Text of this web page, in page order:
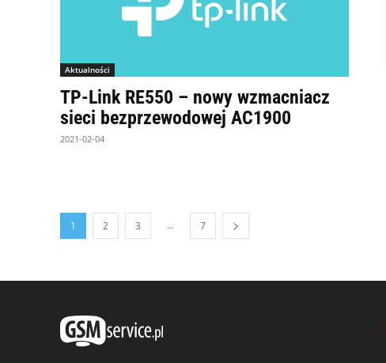
Aktualności
TP-Link RE550 – nowy wzmacniacz
sieci bezprzewodowej AC1900
2021-02-04
1 2 3 ... 7